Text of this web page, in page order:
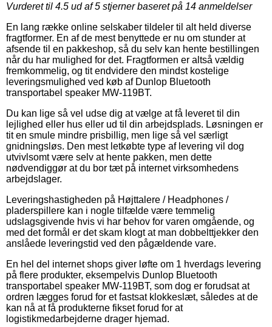
Vurderet til 4.5 ud af 5 stjerner baseret på 14 anmeldelser
En lang række online selskaber tildeler til alt held diverse
fragtformer. En af de mest benyttede er nu om stunder at
afsende til en pakkeshop, så du selv kan hente bestillingen
når du har mulighed for det. Fragtformen er altså vældig
fremkommelig, og tit endvidere den mindst kostelige
leveringsmulighed ved køb af Dunlop Bluetooth
transportabel speaker MW-119BT.
Du kan lige så vel udse dig at vælge at få leveret til din
lejlighed eller hus eller ud til din arbejdsplads. Løsningen er
tit en smule mindre prisbillig, men lige så vel særligt
gnidningsløs. Den mest letkøbte type af levering vil dog
utvivlsomt være selv at hente pakken, men dette
nødvendiggør at du bor tæt på internet virksomhedens
arbejdslager.
Leveringshastigheden på Højttalere / Headphones /
pladerspillere kan i nogle tilfælde være temmelig
udslagsgivende hvis vi har behov for varen omgående, og
med det formål er det skam klogt at man dobbelttjekker den
anslåede leveringstid ved den pågældende vare.
En hel del internet shops giver løfte om 1 hverdags levering
på flere produkter, eksempelvis Dunlop Bluetooth
transportabel speaker MW-119BT, som dog er forudsat at
ordren lægges forud for et fastsat klokkeslæt, således at de
kan nå at få produkterne fikset forud for at
logistikmedarbejderne drager hjemad.